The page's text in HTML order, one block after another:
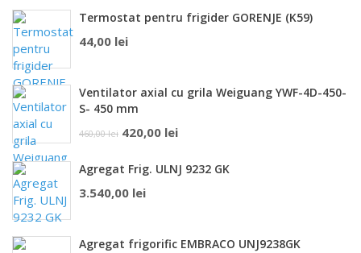
Termostat pentru frigider GORENJE (K59)
44,00 lei
Ventilator axial cu grila Weiguang YWF-4D-450-
S- 450 mm
460,00lei Prețul
a
fost:
420,00 leiPrețul
este:
Agregat Frig. ULNJ 9232 GK
3.540,00 lei
Agregat frigorific EMBRACO UNJ9238GK